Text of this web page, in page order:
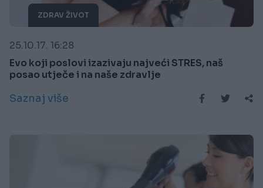
ZDRAV ŽIVOT
25.10.17. 16:28
Evo koji poslovi izazivaju najveći STRES, naš
posao utječe i na naše zdravlje
Saznaj više